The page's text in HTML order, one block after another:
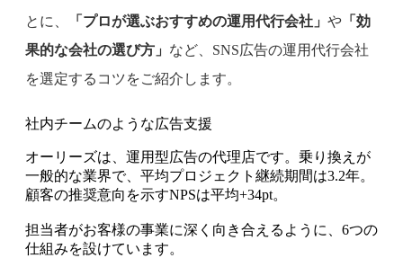
とに、
「プロが選ぶおすすめの運用代行会社」 や 「効
果的な会社の選び方」 など、SNS広告の運用代行会社
を選定するコツをご紹介します。
社内チームのような広告支援
オーリーズは、運用型広告の代理店です。乗り換えが
一般的な業界で、平均プロジェクト継続期間は3.2年。
顧客の推奨意向を示すNPSは平均+34pt。
担当者がお客様の事業に深く向き合えるように、6つの
仕組みを設けています。